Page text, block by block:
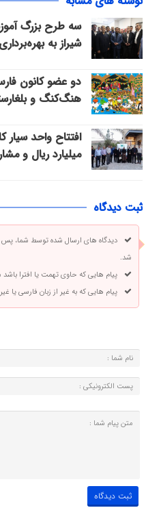
سه طرح بزرگ
شیراز به
دو عضو کانون
هنگ‌کنگ و
میلیارد ریال و
ثبت دیدگاه
دیدگاه های ارسال شده توسط شما،
شد.
پیام هایی که حاوی تهمت یا افترا
پیام هایی که به غیر از زبان فارسی یا